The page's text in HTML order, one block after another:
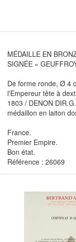
MÉDAILLE EN
SIGNÉE «
De forme ronde, Ø 4
l'Empereur tête à
1803 / DENON
médaillon en laiton
France.
Premier Empire.
Bon état.
Référence : 26069